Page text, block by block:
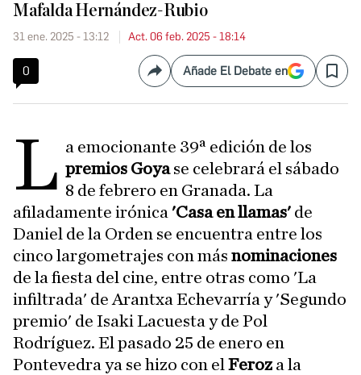
Mafalda Hernández-Rubio
31 ene. 2025 - 13:12 Act. 06 feb. 2025 - 18:14
0 CompartirAñade El Debate en Save
L a emocionante 39ª edición de los
premios Goyase celebrará el sábado
8 de febrero en Granada. La
afiladamente irónica 'Casa en llamas' de
Daniel de la Orden se encuentra entre los
cinco largometrajes con más nominaciones
de la fiesta del cine, entre otras como 'La
infiltrada' de Arantxa Echevarría y 'Segundo
premio' de Isaki Lacuesta y de Pol
Rodríguez. El pasado 25 de enero en
Pontevedra ya se hizo con el Feroza la